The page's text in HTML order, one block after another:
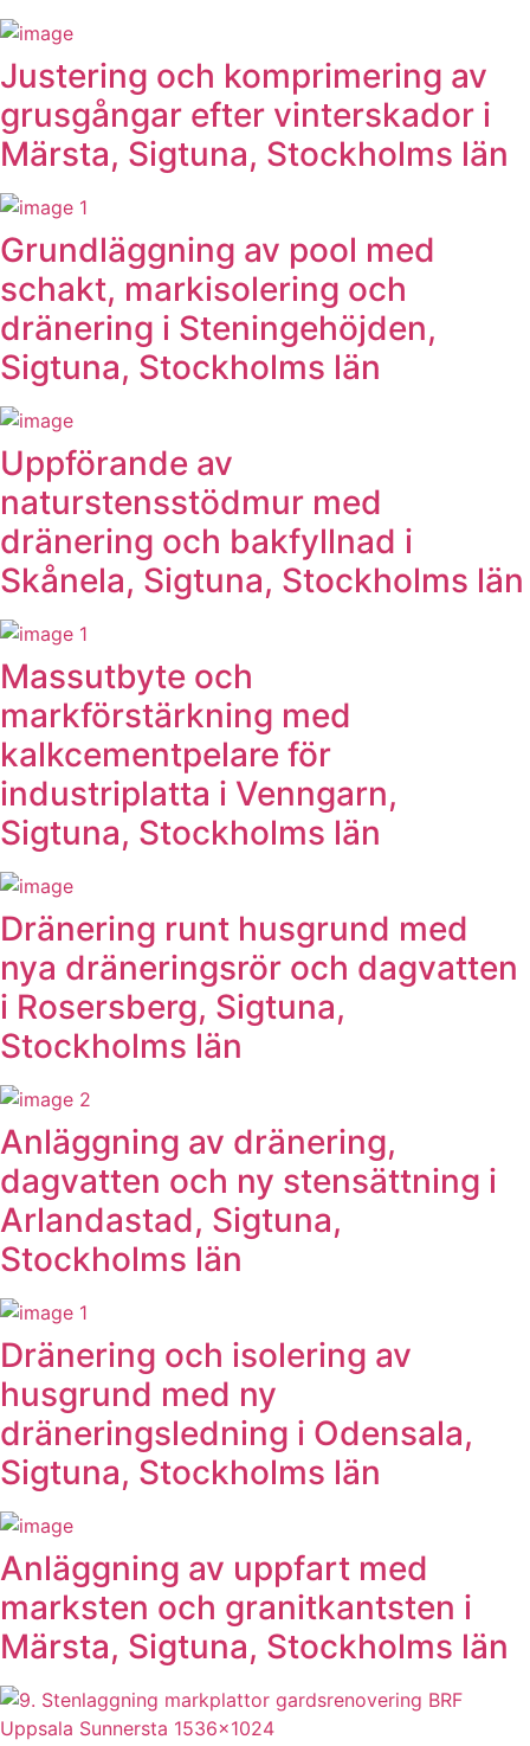
Justering och komprimering av
grusgångar efter vinterskador i
Märsta, Sigtuna, Stockholms län
Grundläggning av pool med
schakt, markisolering och
dränering i Steningehöjden,
Sigtuna, Stockholms län
Uppförande av
naturstensstödmur med
dränering och bakfyllnad i
Skånela, Sigtuna, Stockholms län
Massutbyte och
markförstärkning med
kalkcementpelare för
industriplatta i Venngarn,
Sigtuna, Stockholms län
Dränering runt husgrund med
nya dräneringsrör och dagvatten
i Rosersberg, Sigtuna,
Stockholms län
Anläggning av dränering,
dagvatten och ny stensättning i
Arlandastad, Sigtuna,
Stockholms län
Dränering och isolering av
husgrund med ny
dräneringsledning i Odensala,
Sigtuna, Stockholms län
Anläggning av uppfart med
marksten och granitkantsten i
Märsta, Sigtuna, Stockholms län